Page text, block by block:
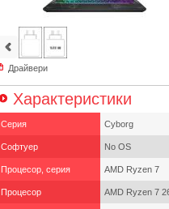
Драйвери
Характеристики
Серия Cyborg
Софтуер No OS
Процесор, серия AMD Ryzen 7
Процесор AMD Ryzen 7